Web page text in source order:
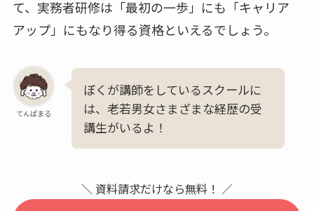
て、実務者研修は「最初の一歩」にも「キャリア
アップ」にもなり得る資格といえるでしょう。
てんぱまる
ぼくが講師をしているスクールに
は、老若男女さまざまな経歴の受
講生がいるよ！
＼ 資料請求だけなら無料！ ／